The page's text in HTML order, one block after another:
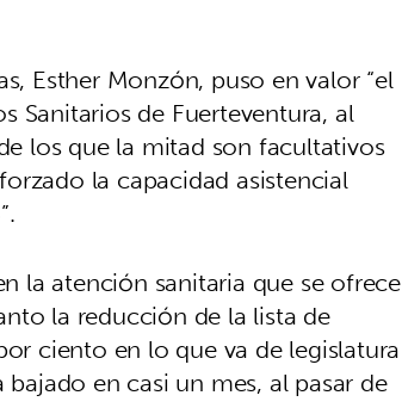
Esther Monzón, puso en valor “el
Sanitarios de Fuerteventura, al
los que la mitad son facultativos
la capacidad asistencial
la atención sanitaria que se ofrece
la reducción de la lista de
ciento en lo que va de legislatura
en casi un mes, al pasar de